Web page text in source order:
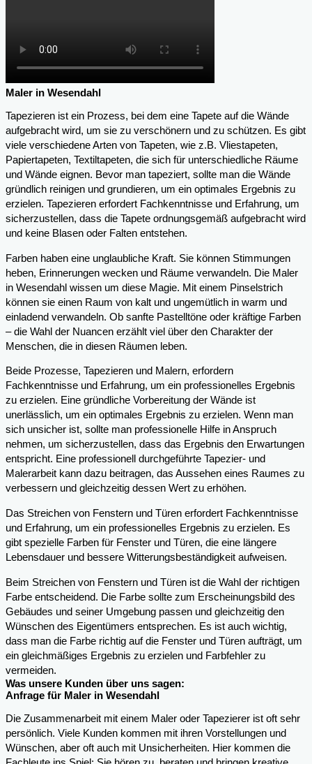
Maler in Wesendahl
Tapezieren ist ein Prozess, bei dem eine Tapete auf die Wände
aufgebracht wird, um sie zu verschönern und zu schützen. Es gibt
viele verschiedene Arten von Tapeten, wie z.B. Vliestapeten,
Papiertapeten, Textiltapeten, die sich für unterschiedliche Räume
und Wände eignen. Bevor man tapeziert, sollte man die Wände
gründlich reinigen und grundieren, um ein optimales Ergebnis zu
erzielen. Tapezieren erfordert Fachkenntnisse und Erfahrung, um
sicherzustellen, dass die Tapete ordnungsgemäß aufgebracht wird
und keine Blasen oder Falten entstehen.
Farben haben eine unglaubliche Kraft. Sie können Stimmungen
heben, Erinnerungen wecken und Räume verwandeln. Die Maler
in Wesendahl wissen um diese Magie. Mit einem Pinselstrich
können sie einen Raum von kalt und ungemütlich in warm und
einladend verwandeln. Ob sanfte Pastelltöne oder kräftige Farben
– die Wahl der Nuancen erzählt viel über den Charakter der
Menschen, die in diesen Räumen leben.
Beide Prozesse, Tapezieren und Malern, erfordern
Fachkenntnisse und Erfahrung, um ein professionelles Ergebnis
zu erzielen. Eine gründliche Vorbereitung der Wände ist
unerlässlich, um ein optimales Ergebnis zu erzielen. Wenn man
sich unsicher ist, sollte man professionelle Hilfe in Anspruch
nehmen, um sicherzustellen, dass das Ergebnis den Erwartungen
entspricht. Eine professionell durchgeführte Tapezier- und
Malerarbeit kann dazu beitragen, das Aussehen eines Raumes zu
verbessern und gleichzeitig dessen Wert zu erhöhen.
Das Streichen von Fenstern und Türen erfordert Fachkenntnisse
und Erfahrung, um ein professionelles Ergebnis zu erzielen. Es
gibt spezielle Farben für Fenster und Türen, die eine längere
Lebensdauer und bessere Witterungsbeständigkeit aufweisen.
Beim Streichen von Fenstern und Türen ist die Wahl der richtigen
Farbe entscheidend. Die Farbe sollte zum Erscheinungsbild des
Gebäudes und seiner Umgebung passen und gleichzeitig den
Wünschen des Eigentümers entsprechen. Es ist auch wichtig,
dass man die Farbe richtig auf die Fenster und Türen aufträgt, um
ein gleichmäßiges Ergebnis zu erzielen und Farbfehler zu
vermeiden.
Was unsere Kunden über uns sagen:
Anfrage für Maler in Wesendahl
Die Zusammenarbeit mit einem Maler oder Tapezierer ist oft sehr
persönlich. Viele Kunden kommen mit ihren Vorstellungen und
Wünschen, aber oft auch mit Unsicherheiten. Hier kommen die